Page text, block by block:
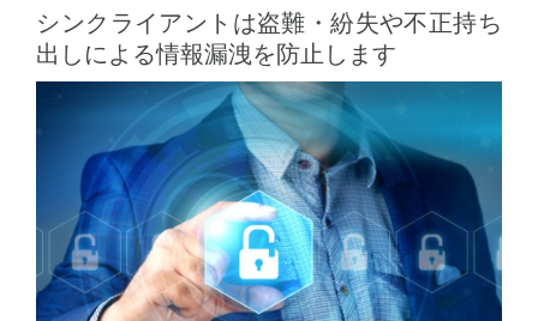
シンクライアントは盗難・紛失や不正持ち
出しによる情報漏洩を防止します